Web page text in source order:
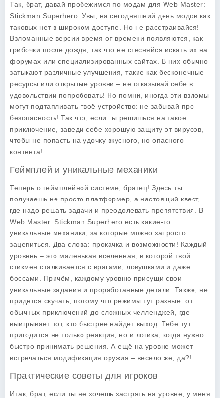
Так, брат, давай пробежимся по модам для Web Master:
Stickman Superhero. Увы, на сегодняшний день модов как
таковых нет в широком доступе. Но не расстраивайся!
Взломанные версии время от времени появляются, как
грибочки после дождя, так что не стесняйся искать их на
форумах или специализированных сайтах. В них обычно
затыкают различные улучшения, такие как бесконечные
ресурсы или открытые уровни – не отказывай себе в
удовольствии попробовать! Но помни, иногда эти взломы
могут подтапливать твоё устройство: не забывай про
безопасность! Так что, если ты решишься на такое
приключение, заведи себе хорошую защиту от вирусов,
чтобы не попасть на удочку вкусного, но опасного
контента!
Геймплей и уникальные механики
Теперь о геймплейной системе, братец! Здесь ты
получаешь не просто платформер, а настоящий квест,
где надо решать задачи и преодолевать препятствия. В
Web Master: Stickman Superhero есть какие-то
уникальные механики, за которые можно запросто
зацепиться. Два слова: прокачка и возможности! Каждый
уровень – это маленькая вселенная, в которой твой
стикмен сталкивается с врагами, ловушками и даже
боссами. Причём, каждому уровню присущи свои
уникальные задания и проработанные детали. Также, не
придется скучать, потому что режимы тут разные: от
обычных приключений до сложных челленджей, где
выигрывает тот, кто быстрее найдет выход. Тебе тут
пригодится не только реакция, но и логика, когда нужно
быстро принимать решения. А ещё на уровне может
встречаться модификация оружия – весело же, да?!
Практические советы для игроков
Итак, брат, если ты не хочешь застрять на уровне, у меня